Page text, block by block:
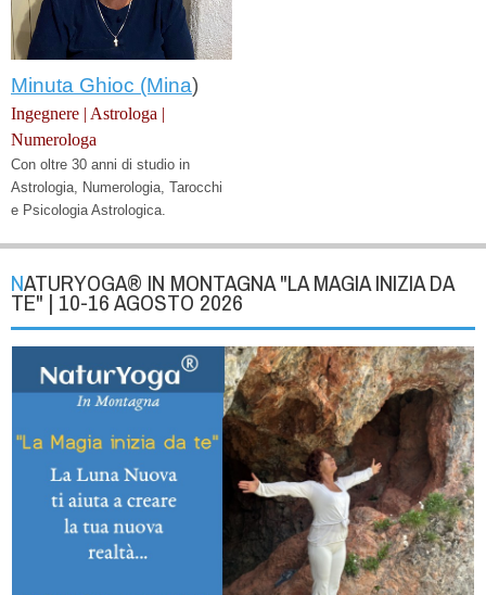
Minuta Ghioc (Mina)
Ingegnere | Astrologa |
Numerologa
Con oltre 30 anni di studio in
Astrologia, Numerologia, Tarocchi
e Psicologia Astrologica.
NATURYOGA® IN MONTAGNA "LA MAGIA INIZIA DA
TE" | 10-16 AGOSTO 2026